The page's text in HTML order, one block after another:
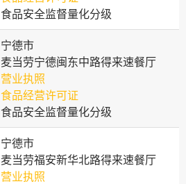
食品安全监督量化分级
宁德市
麦当劳宁德闽东中路得来速餐厅
营业执照
食品经营许可证
食品安全监督量化分级
宁德市
麦当劳福安新华北路得来速餐厅
营业执照